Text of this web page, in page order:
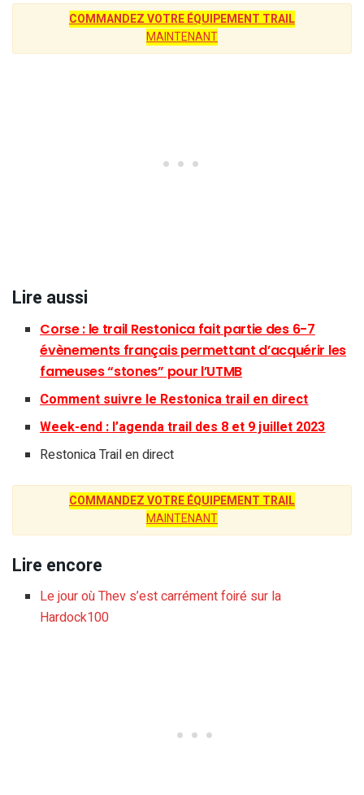
COMMANDEZ VOTRE ÉQUIPEMENT TRAIL
MAINTENANT
Lire aussi
Corse : le trail Restonica fait partie des 6-7
évènements français permettant d’acquérir les
fameuses “stones” pour l’UTMB
Comment suivre le Restonica trail en direct
Week-end : l’agenda trail des 8 et 9 juillet 2023
Restonica Trail en direct
COMMANDEZ VOTRE ÉQUIPEMENT TRAIL
MAINTENANT
Lire encore
Le jour où Thev s’est carrément foiré sur la
Hardock100